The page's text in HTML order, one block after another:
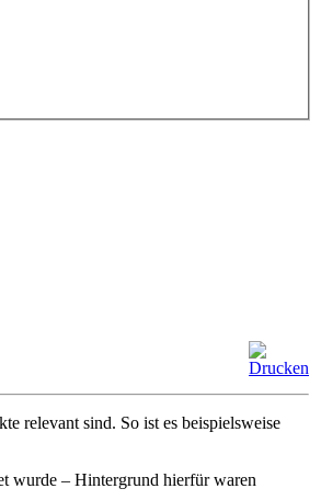
relevant sind. So ist es beispielsweise
wurde – Hintergrund hierfür waren